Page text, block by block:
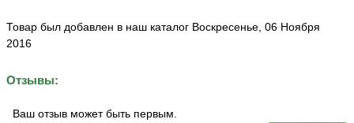
Товар был добавлен в наш каталог Воскресенье, 06 Ноября
2016
Отзывы:
Ваш отзыв может быть первым.